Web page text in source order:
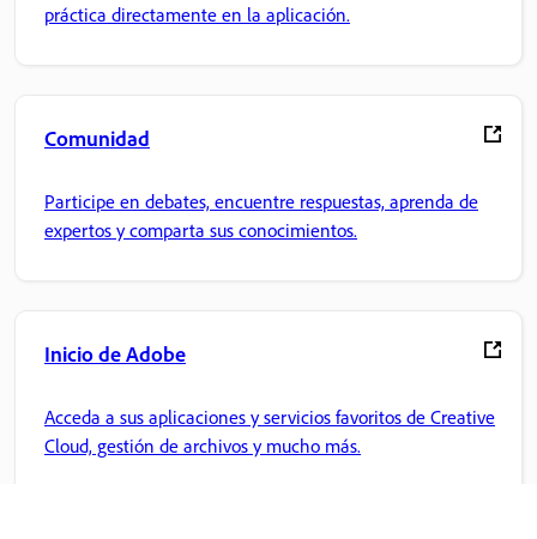
práctica directamente en la aplicación.
Comunidad
Participe en debates, encuentre respuestas, aprenda de
expertos y comparta sus conocimientos.
Inicio de Adobe
Acceda a sus aplicaciones y servicios favoritos de Creative
Cloud, gestión de archivos y mucho más.